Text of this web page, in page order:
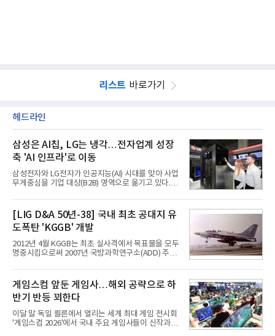
리스트 바로가기
헤드라인
삼성은 AI칩, LG는 냉각…전자업계 성장
축 'AI 인프라'로 이동
삼성전자와 LG전자가 인공지능(AI) 시대를 맞아 사업
무게중심을 기업 대상(B2B) 영역으로 옮기고 있다.
접어든 가운데 삼성전자는 AI 반도체를 중심으로 데
이터센터 생태계 공략을 강화하고 LG전자는 냉각솔
루션·전장·로봇 등 기업용 솔루션 사업 확대에 속도를
내고 있다.9일 업계에 따르면 LG전자는 2분기 생활가
전과 프리미엄 제품 경쟁력에 더해 B2B 사업 확대 효
과로 수익성을 방어한 반면 삼성전자는 디바이스경험
(DX) 부문의 TV·생활가전 수익성이 악화됐다. 대신 삼
사업 확대
[LIG D&A 50년-38] 국내 최초 공대지 유
도폭탄 'KGGB' 개발
2012년 4월 KGGB는 최초 실사격에서 목표물을 모두
명중시킴으로써 2007년 국방과학연구소(ADD) 주관
체로 참여했다. 체계개발에는 총 400여억 원의 개발
비와 62개월의 기간이 소요됐다. 한국형 GPS 유도폭
탄 KGGB(Korea GPS Guided Bomb)는 국내 최초
의 공대지 유도폭탄으로 2012년에 최종 전투용 적합
판정을 받았다.우리 공군이 운용하는 모든 전투기에
탑재할 수 있는 KGGB는 일반목적폭탄(General
Purpose Bomb)에 장착하여 운용토록 개발됐다.이
게임스컴 앞둔 게임사…해외 공략으로 하
반기 반등 꾀한다
이달 말 독일 쾰른에서 열리는 세계 최대 게임 전시회
'게임스컴 2026'에서 국내 주요 게임사들이 신작과 글